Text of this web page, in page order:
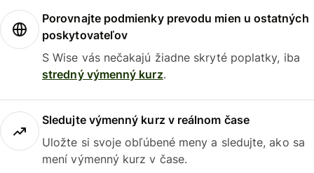
Porovnajte podmienky prevodu mien u ostatných
poskytovateľov
S Wise vás nečakajú žiadne skryté poplatky, iba
stredný výmenný kurz.
Sledujte výmenný kurz v reálnom čase
Uložte si svoje obľúbené meny a sledujte, ako sa
mení výmenný kurz v čase.